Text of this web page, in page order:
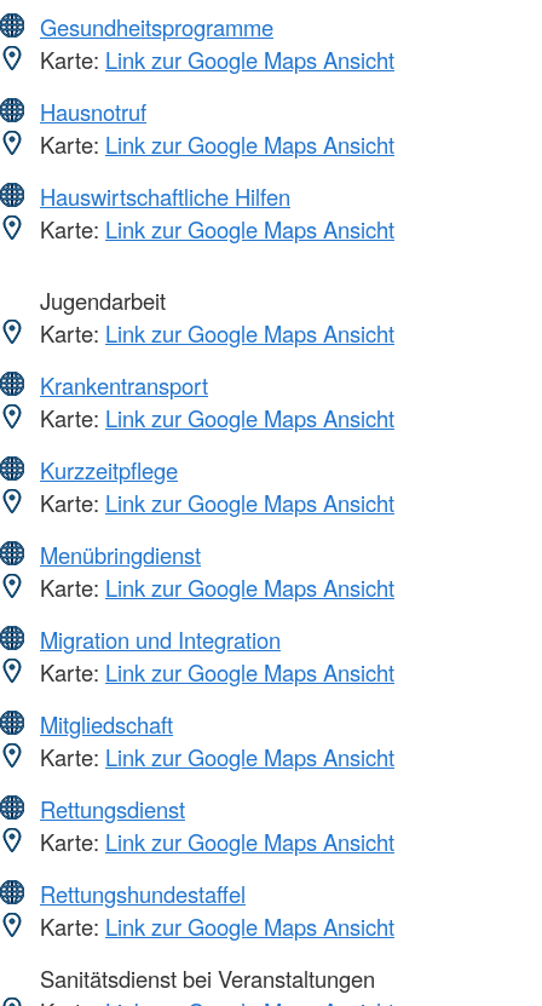
Gesundheitsprogramme
Karte: Link zur Google Maps Ansicht
Hausnotruf
Karte: Link zur Google Maps Ansicht
Hauswirtschaftliche Hilfen
Karte: Link zur Google Maps Ansicht
Jugendarbeit
Karte: Link zur Google Maps Ansicht
Krankentransport
Karte: Link zur Google Maps Ansicht
Kurzzeitpflege
Karte: Link zur Google Maps Ansicht
Menübringdienst
Karte: Link zur Google Maps Ansicht
Migration und Integration
Karte: Link zur Google Maps Ansicht
Mitgliedschaft
Karte: Link zur Google Maps Ansicht
Rettungsdienst
Karte: Link zur Google Maps Ansicht
Rettungshundestaffel
Karte: Link zur Google Maps Ansicht
Sanitätsdienst bei Veranstaltungen